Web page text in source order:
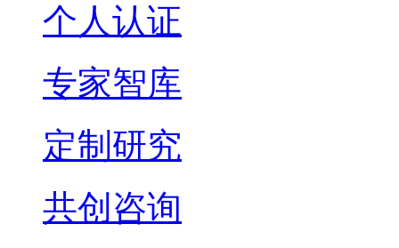
个人认证
专家智库
定制研究
共创咨询